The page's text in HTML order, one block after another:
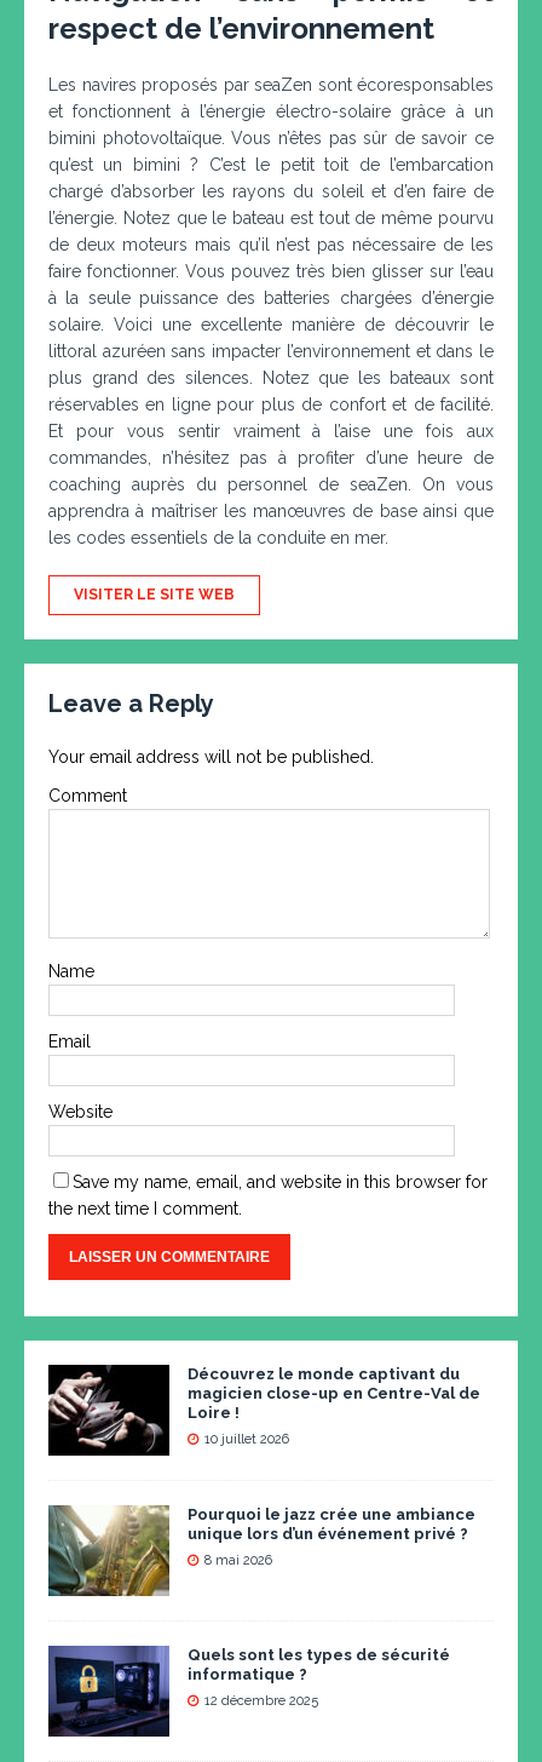
respect de l’environnement
Les navires proposés par seaZen sont écoresponsables
et fonctionnent à l’énergie électro-solaire grâce à un
bimini photovoltaïque. Vous n’êtes pas sûr de savoir ce
qu’est un bimini ? C’est le petit toit de l’embarcation
chargé d’absorber les rayons du soleil et d’en faire de
l’énergie. Notez que le bateau est tout de même pourvu
de deux moteurs mais qu’il n’est pas nécessaire de les
faire fonctionner. Vous pouvez très bien glisser sur l’eau
à la seule puissance des batteries chargées d’énergie
solaire. Voici une excellente manière de découvrir le
littoral azuréen sans impacter l’environnement et dans le
plus grand des silences. Notez que les bateaux sont
réservables en ligne pour plus de confort et de facilité.
Et pour vous sentir vraiment à l’aise une fois aux
commandes, n’hésitez pas à profiter d’une heure de
coaching auprès du personnel de seaZen. On vous
apprendra à maîtriser les manœuvres de base ainsi que
les codes essentiels de la conduite en mer.
VISITER LE SITE WEB
Leave a Reply
Your email address will not be published.
Comment
Name
Email
Website
Save my name, email, and website in this browser for
the next time I comment.
Découvrez le monde captivant du
magicien close-up en Centre-Val de
Loire !
10 juillet 2026
Pourquoi le jazz crée une ambiance
unique lors d’un événement privé ?
8 mai 2026
Quels sont les types de sécurité
informatique ?
12 décembre 2025